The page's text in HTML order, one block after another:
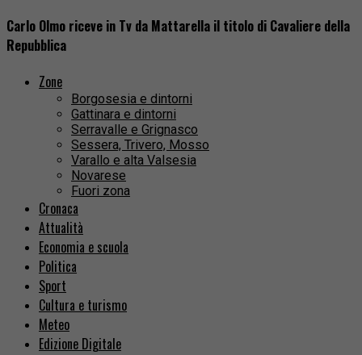
Carlo Olmo riceve in Tv da Mattarella il titolo di Cavaliere della
Repubblica
Zone
Borgosesia e dintorni
Gattinara e dintorni
Serravalle e Grignasco
Sessera, Trivero, Mosso
Varallo e alta Valsesia
Novarese
Fuori zona
Cronaca
Attualità
Economia e scuola
Politica
Sport
Cultura e turismo
Meteo
Edizione Digitale